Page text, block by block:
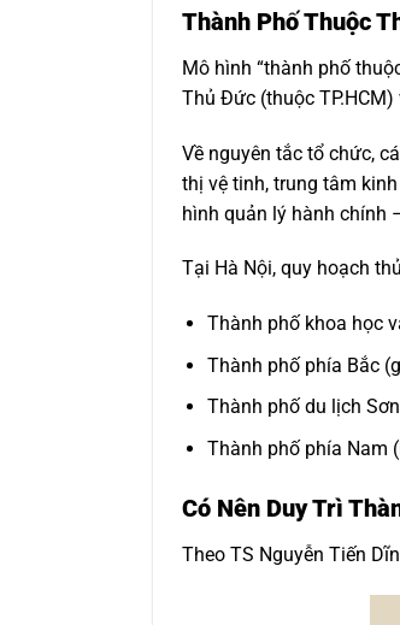
Thành Phố Thuộc
Mô hình “thành phố
Thủ Đức (thuộc
Về nguyên tắc tổ chức,
thị vệ tinh, trung tâm
hình quản lý hành chính
Tại Hà Nội, quy hoạch
Thành phố khoa học
Thành phố phía Bắc
Thành phố du lịch
Thành phố phía Nam
Có Nên Duy Trì
Theo TS Nguyễn Tiến